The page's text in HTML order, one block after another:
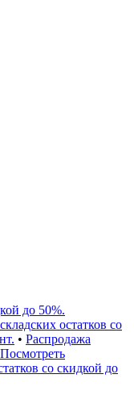
до 50%.
остатков со
• Распродажа
со скидкой до